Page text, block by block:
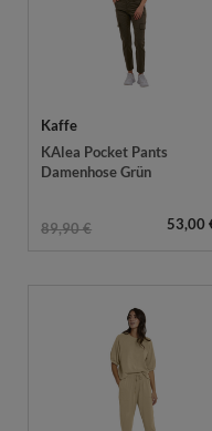
Kaffe
KAlea Pocket Pants
Damenhose Grün
89,90 € 53,00